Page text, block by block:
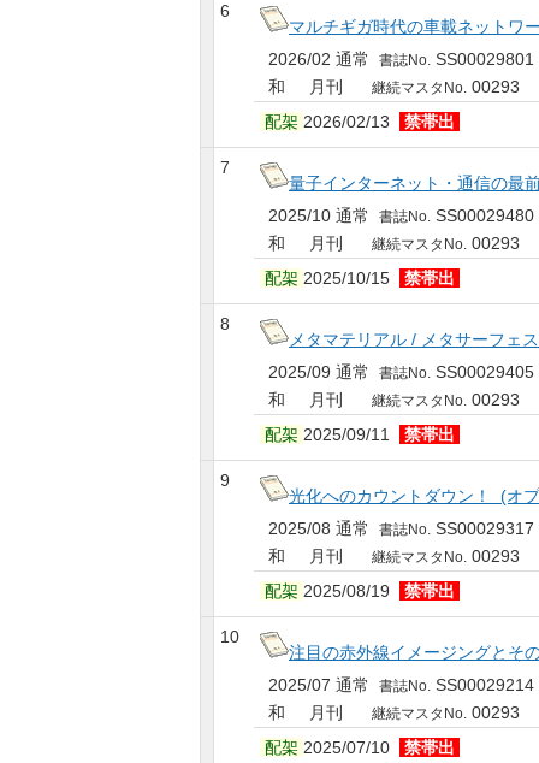
6
マルチギガ時代の車載ネット
2026/02 通常
書誌No. SS00029801
和 月刊
継続マスタNo. 00293
配架 2026/02/13 禁帯出
7
量子インターネット・通信の
2025/10 通常
書誌No. SS00029480
和 月刊
継続マスタNo. 00293
配架 2025/10/15 禁帯出
8
メタマテリアル / メタサーフ
2025/09 通常
書誌No. SS00029405
和 月刊
継続マスタNo. 00293
配架 2025/09/11 禁帯出
9
光化へのカウントダウン！ (
2025/08 通常
書誌No. SS00029317
和 月刊
継続マスタNo. 00293
配架 2025/08/19 禁帯出
10
注目の赤外線イメージングと
2025/07 通常
書誌No. SS00029214
和 月刊
継続マスタNo. 00293
配架 2025/07/10 禁帯出